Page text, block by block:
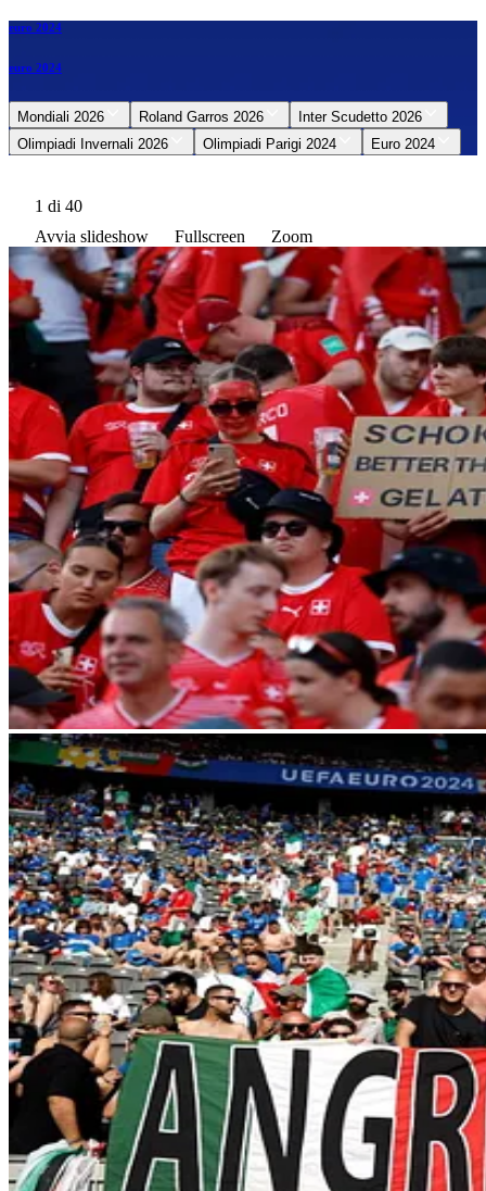
euro 2024
euro 2024
Mondiali 2026 Roland Garros 2026
Inter Scudetto 2026
Olimpiadi Invernali 2026
Olimpiadi Parigi 2024 Euro 2024
1 di 40
Avvia slideshow
Fullscreen Zoom